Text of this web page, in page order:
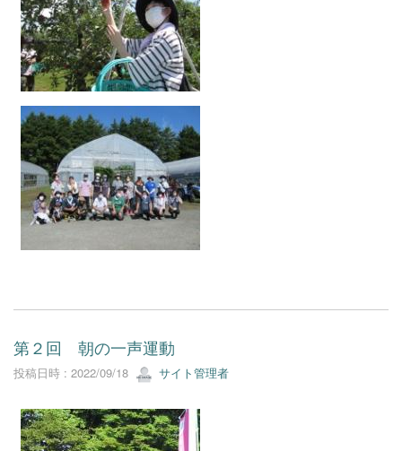
第２回 朝の一声運動
投稿日時 : 2022/09/18 サイト管理者